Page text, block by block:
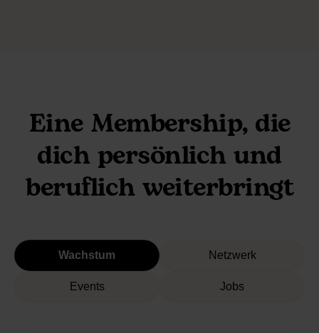
Eine Membership, die
dich persönlich und
beruflich weiterbringt
Wachstum Netzwerk
Events Jobs